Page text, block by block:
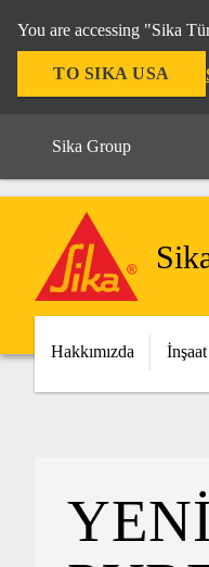
You are accessing "Sika
TO SIKA USA
Sika Group
Hakkımızda